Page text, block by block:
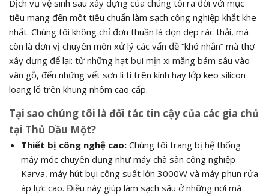
Dịch vụ vệ sinh sau xây dựng của chúng tôi ra đời với mục
tiêu mang đến một tiêu chuẩn làm sạch công nghiệp khắt khe
nhất. Chúng tôi không chỉ đơn thuần là dọn dẹp rác thải, mà
còn là đơn vị chuyên môn xử lý các vấn đề “khó nhằn” mà thợ
xây dựng để lại: từ những hạt bụi mịn xi măng bám sâu vào
vân gỗ, đến những vết sơn li ti trên kính hay lớp keo silicon
loang lổ trên khung nhôm cao cấp.
Tại sao chúng tôi là đối tác tin cậy của các gia chủ
tại Thủ Dầu Một?
Thiết bị công nghệ cao:Chúng tôi trang bị hệ thống
máy móc chuyên dụng như máy chà sàn công nghiệp
Karva, máy hút bụi công suất lớn 3000W và máy phun rửa
áp lực cao. Điều này giúp làm sạch sâu ở những nơi mà